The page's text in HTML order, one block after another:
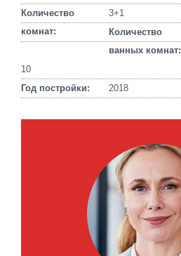
Количество
комнат:
3+1
Количество
ванных комнат:
10
Год постройки:
2018